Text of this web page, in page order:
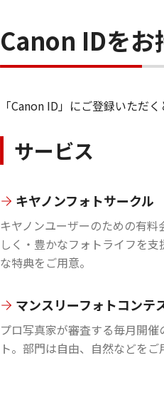
Canon IDをお
「Canon ID」にご登録いただ
サービス
キヤノンフォトサークル
キヤノンユーザーのための有料
しく・豊かなフォトライフを
な特典をご用意。
マンスリーフォトコンテ
プロ写真家が審査する毎月開催
ト。部門は自由、自然などをご